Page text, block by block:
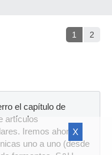
1 2
el capítulo de
artículos
Iremos ahora
uno a uno (desde
X